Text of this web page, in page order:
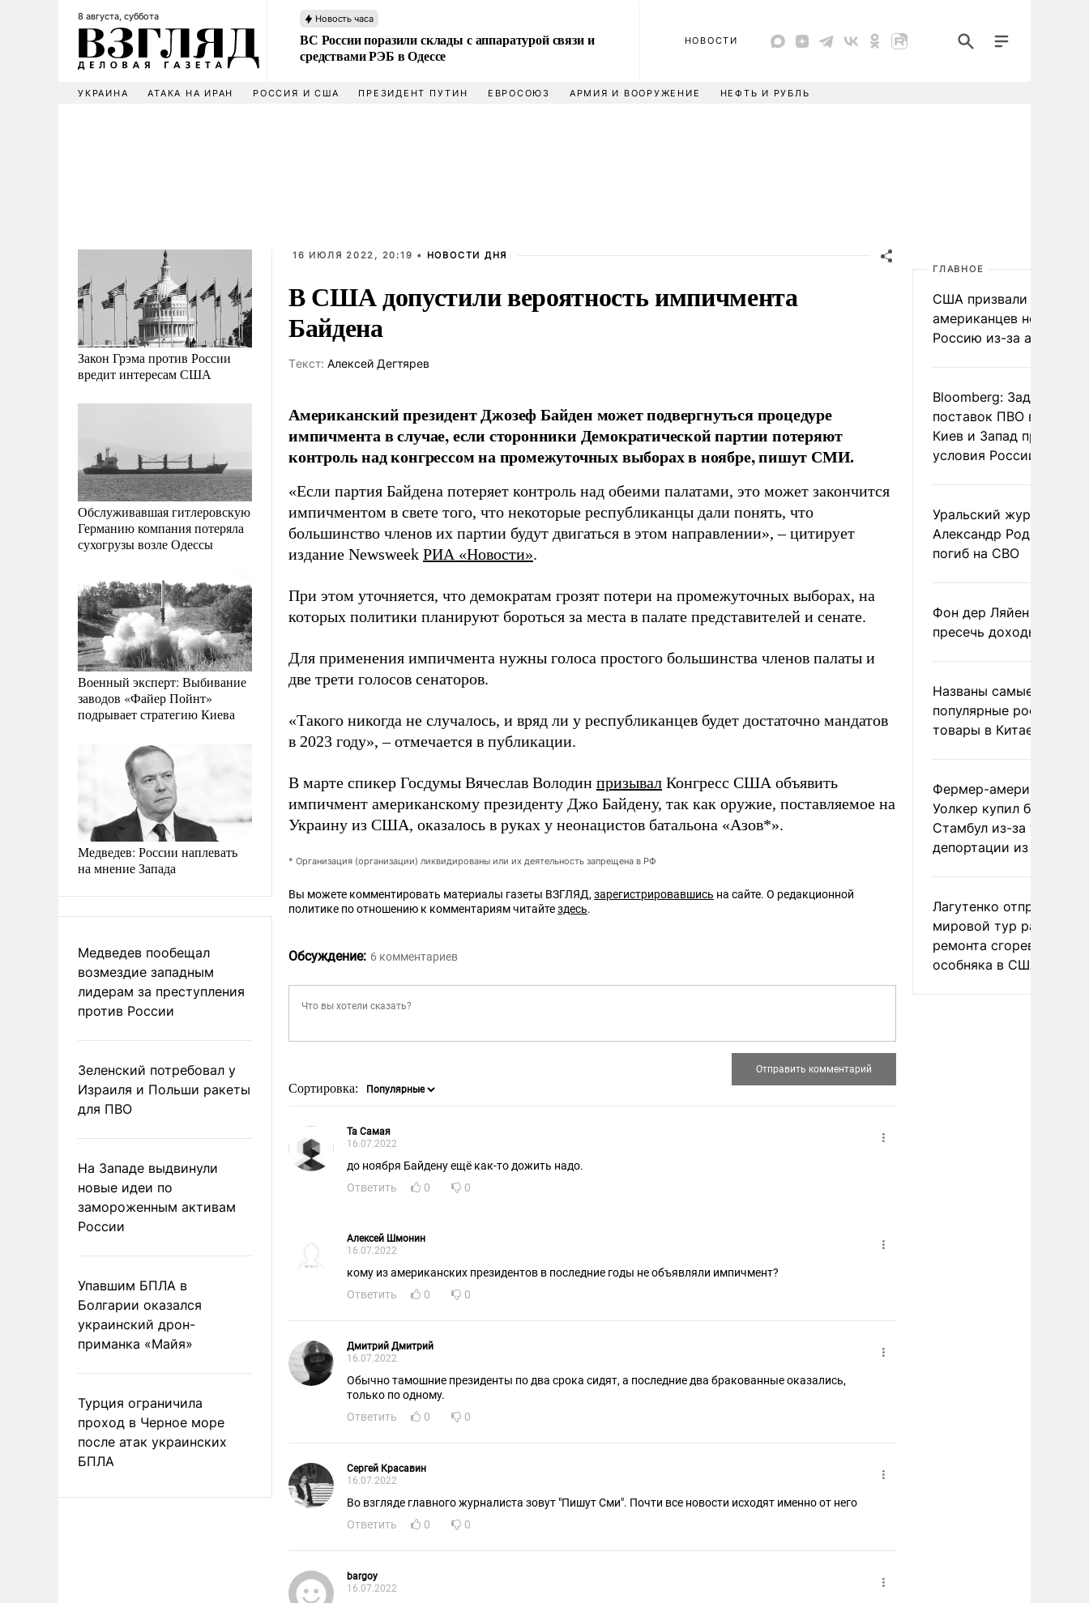
8 августа, суббота Новость часа
ВС России поразили склады с аппаратурой связи и
средствами РЭБ в Одессе
НОВОСТИ
УКРАИНА АТАКА НА ИРАН РОССИЯ И США ПРЕЗИДЕНТ ПУТИН ЕВРОСОЮЗ АРМИЯ И ВООРУЖЕНИЕ НЕФТЬ И РУБЛЬ
Закон Грэма против России
вредит интересам США
Обслуживавшая гитлеровскую
Германию компания потеряла
сухогрузы возле Одессы
Военный эксперт: Выбивание
заводов «Файер Пойнт»
подрывает стратегию Киева
Медведев: России наплевать
на мнение Запада
Медведев пообещал
возмездие западным
лидерам за преступления
против России
Зеленский потребовал у
Израиля и Польши ракеты
для ПВО
На Западе выдвинули
новые идеи по
замороженным активам
России
Упавшим БПЛА в
Болгарии оказался
украинский дрон-
приманка «Майя»
Турция ограничила
проход в Черное море
после атак украинских
БПЛА
16 ИЮЛЯ 2022, 20:19 • НОВОСТИ ДНЯ
В США допустили вероятность импичмента
Байдена
Tекст: Алексей Дегтярев
Американский президент Джозеф Байден может подвергнуться процедуре
импичмента в случае, если сторонники Демократической партии потеряют
контроль над конгрессом на промежуточных выборах в ноябре, пишут СМИ.
«Если партия Байдена потеряет контроль над обеими палатами, это может закончится
импичментом в свете того, что некоторые республиканцы дали понять, что
большинство членов их партии будут двигаться в этом направлении», – цитирует
издание Newsweek РИА «Новости».
При этом уточняется, что демократам грозят потери на промежуточных выборах, на
которых политики планируют бороться за места в палате представителей и сенате.
Для применения импичмента нужны голоса простого большинства членов палаты и
две трети голосов сенаторов.
«Такого никогда не случалось, и вряд ли у республиканцев будет достаточно мандатов
в 2023 году», – отмечается в публикации.
В марте спикер Госдумы Вячеслав Володин призывал Конгресс США объявить
импичмент американскому президенту Джо Байдену, так как оружие, поставляемое на
Украину из США, оказалось в руках у неонацистов батальона «Азов*».
* Организация (организации) ликвидированы или их деятельность запрещена в РФ
Вы можете комментировать материалы газеты ВЗГЛЯД, зарегистрировавшись на сайте. О редакционной
политике по отношению к комментариям читайтездесь.
Обсуждение: 6 комментариев
Сортировка:
Та Самая
16.07.2022
до ноября Байдену ещё как-то дожить надо.
Ответить
0 0
Алексей Шмонин
16.07.2022
кому из американских президентов в последние годы не объявляли импичмент?
Ответить
0 0
Дмитрий Дмитрий
16.07.2022
Обычно тамошние президенты по два срока сидят, а последние два бракованные оказались,
только по одному.
Ответить
0 0
Сергей Красавин
16.07.2022
Во взгляде главного журналиста зовут "Пишут Сми". Почти все новости исходят именно от него
Ответить
0 0
bargoy
16.07.2022
ГЛАВНОЕ
США призвали
американцев не
Россию из-за атак ВСУ
Bloomberg: Задержка
поставок ПВО вынудит
Киев и Запад принять
условия России
Уральский журналист
Александр Родионов
погиб на СВО
Фон дер Ляйен
пресечь доходы России
Названы самые
популярные российские
товары в Китае
Фермер-американец
Уолкер купил билет в
Стамбул из-за угрозы
депортации из России
Лагутенко отправился в
мировой тур ради
ремонта сгоревшего
особняка в США